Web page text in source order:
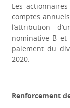
Les
comptes
l’attribution
nominative B et
paiement du
2020.
Renforcement